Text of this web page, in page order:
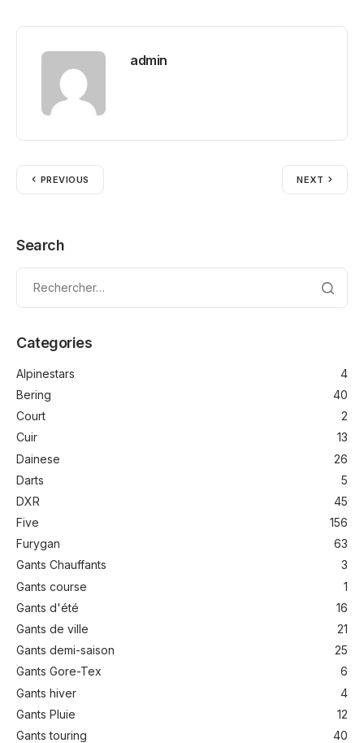
admin
PREVIOUS NEXT
Search
Categories
Alpinestars
4
Bering
40
Court
2
Cuir
13
Dainese
26
Darts
5
DXR
45
Five
156
Furygan
63
Gants Chauffants
3
Gants course
1
Gants d'été
16
Gants de ville
21
Gants demi-saison
25
Gants Gore-Tex
6
Gants hiver
4
Gants Pluie
12
Gants touring
40